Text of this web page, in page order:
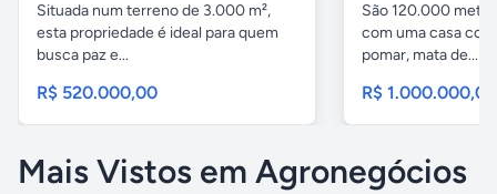
Situada num terreno de 3.000 m²,
esta propriedade é ideal para quem
busca paz e...
R$ 520.000,00
São 120.000
com uma casa
pomar, mata de...
R$ 1.000.000,00
Mais Vistos em Agronegócios